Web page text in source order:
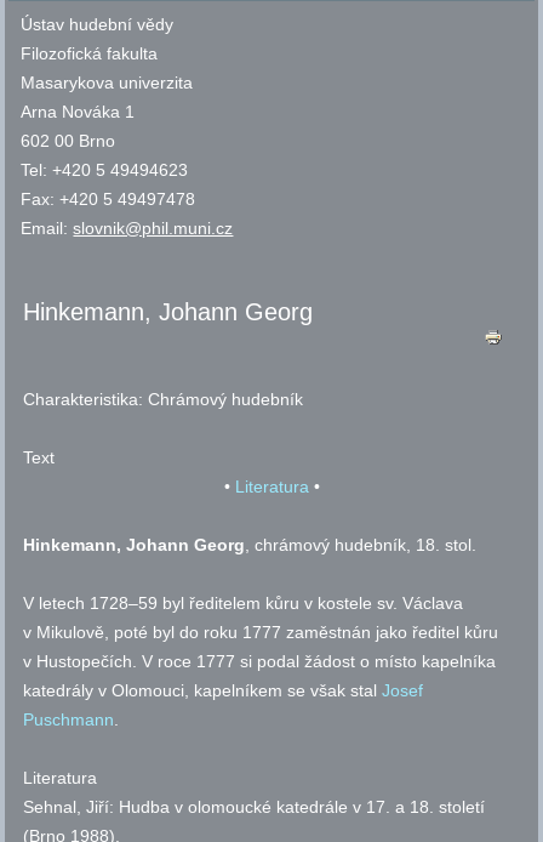
Ústav hudební vědy
Filozofická fakulta
Masarykova univerzita
Arna Nováka 1
602 00 Brno
Tel: +420 5 49494623
Fax: +420 5 49497478
Email:slovnik@phil.muni.cz
Hinkemann, Johann Georg
Charakteristika:Chrámový hudebník
Text
• Literatura•
Hinkemann, Johann Georg, chrámový hudebník, 18.stol.
V letech 1728–59 byl ředitelem kůru v kostelesv. Václava
v Mikulově, poté byl do roku 1777 zaměstnán jako ředitel kůru
v Hustopečích. V roce 1777 si podal žádost o místo kapelníka
katedrály v Olomouci, kapelníkem se však stalJosef
Puschmann.
Literatura
Sehnal, Jiří: Hudba v olomoucké katedrále v 17. a 18. století
(Brno 1988).